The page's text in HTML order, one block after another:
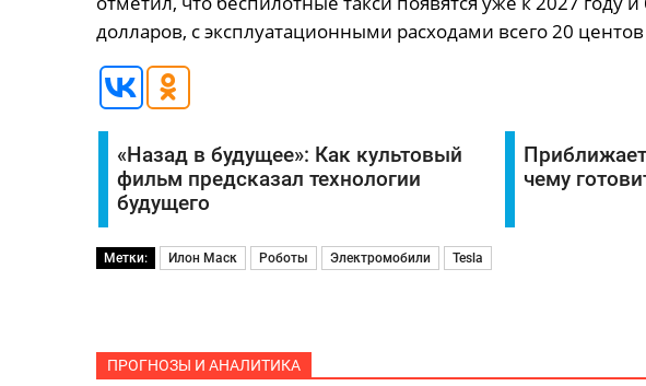
долларов, с эксплуатационными расходами всего 20
«Назад в будущее»: Как культовый
фильм предсказал технологии
будущего
чему
Метки: Илон Маск Роботы Электромобили Tesla
ПРОГНОЗЫ И АНАЛИТИКА